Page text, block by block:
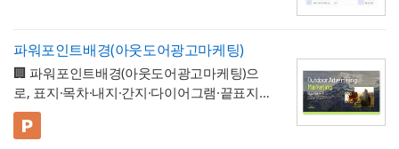
두 명확히 인지하고 있어야 합니다.
고란에 그 사유를 구체적으로 남겨, 나중에 왜
수량 차이가 발생했는지 근거를 확인할 수 있
도록 하는 것이 중요합니다. 특이사항란에는
배선 등)과 그에 대한 처리 결과를 함께 기록
개선 과제를 하나의 표준 양식으로 통일 관리
가능
- 현황 및 문제점 섹션을 현황과 문제점으로
나누어 구성해, 단순 현상 나열이 아니라
개선이 필요한지 논리적 인과관계를 명확히
제시
- 개선 목표와 기대효과를 구분해, 무엇을 이
룰 것인지(목표)와 그 결과 무엇이 좋아지는지
(효과)를 별도로 서술함으로써 보고받는 결재
권자가
- 단계별 실행 계획표에 담당자와 주차별 일정
(0월0주~0월0주)을 매트릭스 형태로 배치해,
파워포인트배경(아웃도어광고마케팅)
🏢 파워포인트배경(아웃도어광고마케팅)으
로, 표지·목차·내지·간지·다이어그램·끝표지로
구성된 비즈니스 프레젠테이션 템플릿입니
다. 블랙 배경과 강렬한 라임그린 포인트 컬러
💡 사용 꿀팁